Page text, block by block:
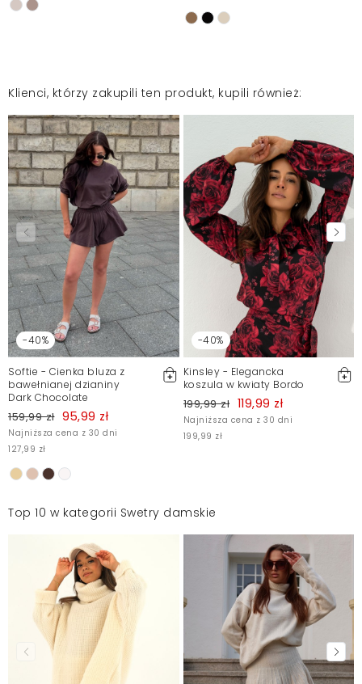
Klienci, którzy zakupili ten produkt, kupili również:
-40%
Softie - Cienka bluza z
bawełnianej dzianiny
Dark Chocolate
159,99 zł 95,99 zł
Najniższa cena z 30 dni
127,99 zł
-40%
Kinsley - Elegancka
koszula w kwiaty Bordo
199,99 zł 119,99 zł
Najniższa cena z 30 dni
199,99 zł
Top 10 w kategorii Swetry damskie